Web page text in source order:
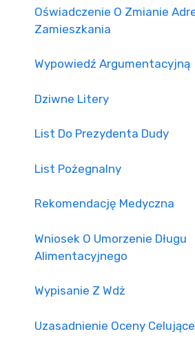
Oświadczenie O Zmianie
Zamieszkania
Wypowiedź Argumentacyjną
Dziwne Litery
List Do Prezydenta Dudy
List Pożegnalny
Rekomendację Medyczna
Wniosek O Umorzenie Długu
Alimentacyjnego
Wypisanie Z Wdż
Uzasadnienie Oceny